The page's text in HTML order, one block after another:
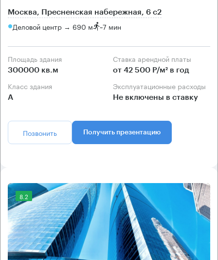
Москва, Пресненская набережная, 6 с2
Деловой центр → 690 м ~7 мин
Площадь здания
300000 кв.м
Ставка арендной платы
от 42 500 Р/м² в год
Класс здания
А
Эксплуатационные расходы
Не включены в ставку
Позвонить Получить презентацию
8.2